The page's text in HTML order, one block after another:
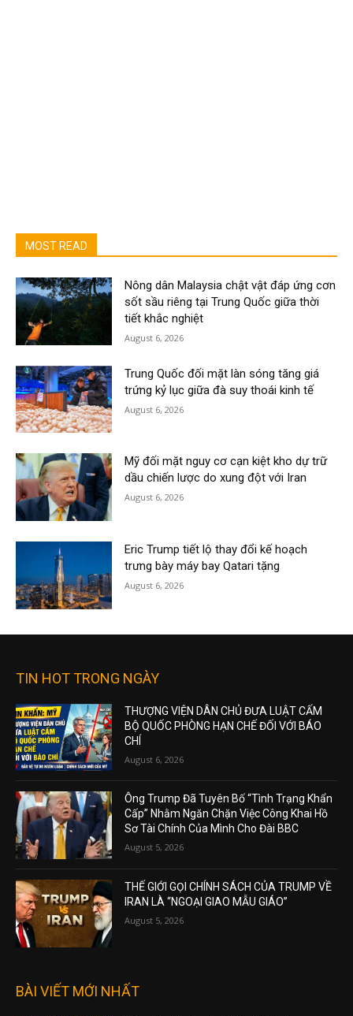
MOST READ
Nông dân Malaysia chật vật đáp ứng cơn
sốt sầu riêng tại Trung Quốc giữa thời
tiết khắc nghiệt
August 6, 2026
Trung Quốc đối mặt làn sóng tăng giá
trứng kỷ lục giữa đà suy thoái kinh tế
August 6, 2026
Mỹ đối mặt nguy cơ cạn kiệt kho dự trữ
dầu chiến lược do xung đột với Iran
August 6, 2026
Eric Trump tiết lộ thay đổi kế hoạch
trưng bày máy bay Qatari tặng
August 6, 2026
TIN HOT TRONG NGÀY
THƯỢNG VIỆN DÂN CHỦ ĐƯA LUẬT CẤM
BỘ QUỐC PHÒNG HẠN CHẾ ĐỐI VỚI BÁO
CHÍ
August 6, 2026
Ông Trump Đã Tuyên Bố “Tình Trạng Khẩn
Cấp” Nhằm Ngăn Chặn Việc Công Khai Hồ
Sơ Tài Chính Của Mình Cho Đài BBC
August 5, 2026
THẾ GIỚI GỌI CHÍNH SÁCH CỦA TRUMP VỀ
IRAN LÀ “NGOẠI GIAO MẪU GIÁO”
August 5, 2026
BÀI VIẾT MỚI NHẤT